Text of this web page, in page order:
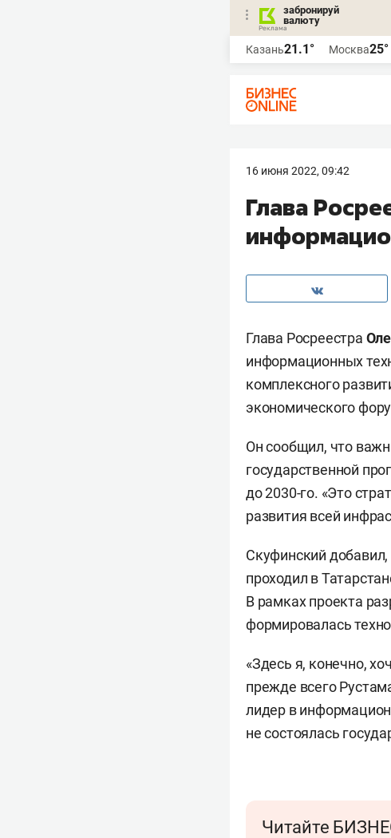
забронируй
валюту
Казань21.1° Москва25°
16 июня 2022, 09:42
Глава
Глава Росреестра
информационных
комплексного
экономического
Он сообщил, что
государственной
до 2030-го. «Это
развития всей
Скуфинский
проходил в
В рамках проекта
формировалась
«Здесь я, конечно,
прежде всего
лидер в
не состоялась
Читайте